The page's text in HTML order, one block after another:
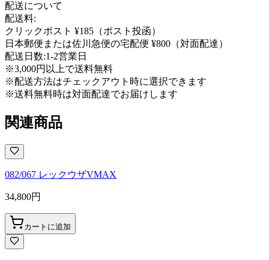
配送について
配送料:
クリックポスト ¥185（ポスト投函）
日本郵便または佐川急便の宅配便 ¥800（対面配達）
配送日数:1-2営業日
※3,000円以上で送料無料
※配送方法はチェックアウト時に選択できます
※送料無料時は対面配達でお届けします
関連商品
082/067 レックウザVMAX
34,800円
カートに追加